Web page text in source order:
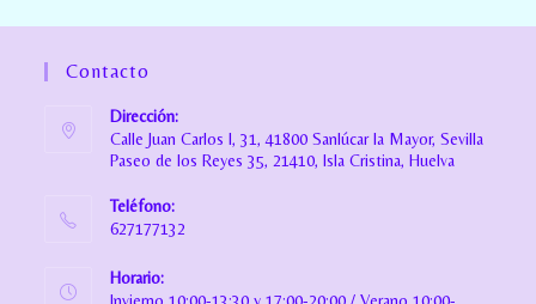
Contacto
Dirección:
Calle Juan Carlos I, 31, 41800 Sanlúcar la Mayor, Sevilla
Paseo de los Reyes 35, 21410, Isla Cristina, Huelva
Teléfono:
627177132
Horario:
Invierno 10:00-13:30 y 17:00-20:00 / Verano 10:00-